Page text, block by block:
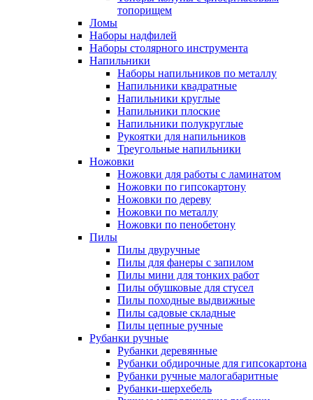
топорищем
Ломы
Наборы надфилей
Наборы столярного инструмента
Напильники
Наборы напильников по металлу
Напильники квадратные
Напильники круглые
Напильники плоские
Напильники полукруглые
Рукоятки для напильников
Треугольные напильники
Ножовки
Ножовки для работы с ламинатом
Ножовки по гипсокартону
Ножовки по дереву
Ножовки по металлу
Ножовки по пенобетону
Пилы
Пилы двуручные
Пилы для фанеры с запилом
Пилы мини для тонких работ
Пилы обушковые для стусел
Пилы походные выдвижные
Пилы садовые складные
Пилы цепные ручные
Рубанки ручные
Рубанки деревянные
Рубанки обдирочные для гипсокартона
Рубанки ручные малогабаритные
Рубанки-шерхебель